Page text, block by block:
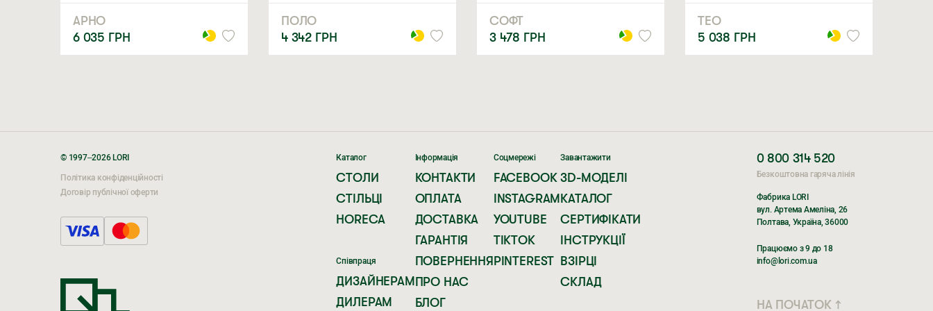
АРНО
6 035 ГРН
ПОЛО
4 342 ГРН
СОФТ
3 478 ГРН
ТЕО
5 038 ГРН
© 1997–2026 LORI
Політика конфіденційності
Договір публічної оферти
Каталог
СТОЛИ
СТІЛЬЦІ
HORECA
Співпраця
ДИЗАЙНЕРАМ
ДИЛЕРАМ
Інформація
КОНТАКТИ
ОПЛАТА
ДОСТАВКА
ГАРАНТІЯ
ПОВЕРНЕННЯ
ПРО НАС
БЛОГ
Соцмережі
FACEBOOK
INSTAGRAM
YOUTUBE
TIKTOK
PINTEREST
Завантажити
3D-МОДЕЛІ
КАТАЛОГ
СЕРТИФІКАТИ
ІНСТРУКЦІЇ
ВЗІРЦІ
СКЛАД
0 800 314 520
Безкоштовна гаряча лінія
Фабрика LORI
вул. Артема Амеліна, 26
Полтава, Україна, 36000
Працюємо з 9 до 18
info@lori.com.ua
НА ПОЧАТОК ↑